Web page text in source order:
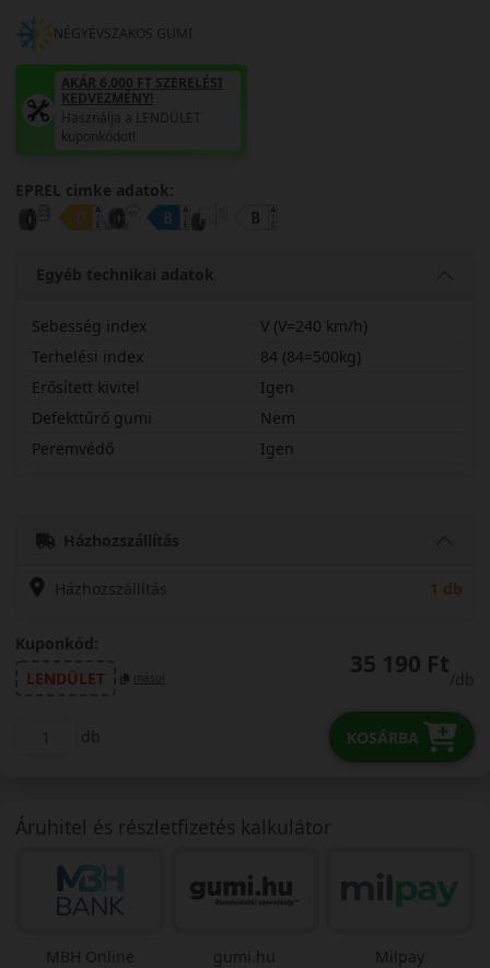
NÉGYÉVSZAKOS GUMI
AKÁR 6.000 FT SZERELÉSI
KEDVEZMÉNY!
Használja a LENDÜLET
kuponkódot!
EPREL cimke adatok:
Egyéb technikai adatok
Sebesség index
V (V=240 km/h)
Terhelési index
84 (84=500kg)
Erősített kivitel
Igen
Defekttűrő gumi
Nem
Peremvédő
Igen
Házhozszállítás
Házhozszállítás 1 db
Kuponkód:
LENDÜLET
másol 35 190 Ft
/db
db KOSÁRBA
Áruhitel és részletfizetés kalkulátor
MBH Online
gumi.hu
Milpay